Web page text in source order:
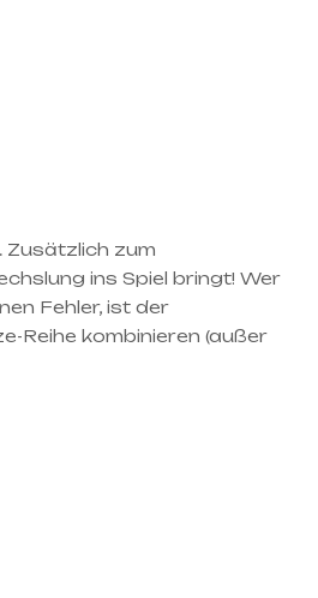
Zusätzlich zum
ins Spiel bringt! Wer
Fehler, ist der
Reihe kombinieren (außer